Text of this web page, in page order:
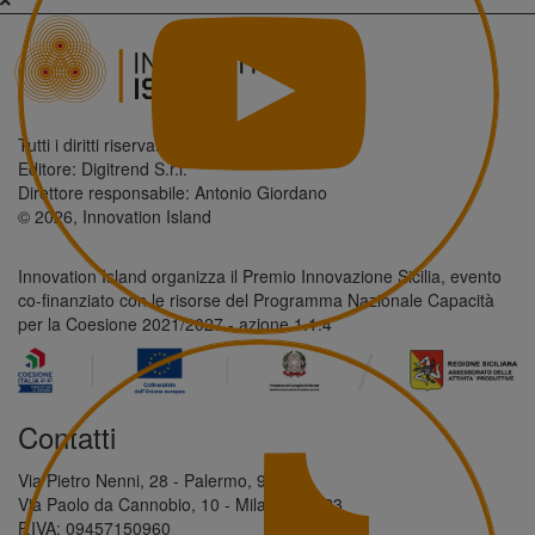
Tutti i diritti riservati.
Editore: Digitrend S.r.l.
Direttore responsabile: Antonio Giordano
© 2026, Innovation Island
Innovation Island organizza il Premio Innovazione Sicilia, evento
co-finanziato con le risorse del Programma Nazionale Capacità
per la Coesione 2021/2027 - azione 1.1.4
Contatti
Via Pietro Nenni, 28 - Palermo, 90146
Via Paolo da Cannobio, 10 - Milano, 20123
P.IVA: 09457150960